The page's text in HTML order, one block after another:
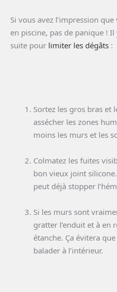
Si vous avez l’impression
en piscine, pas de panique !
suite pour limiter les dégâts :
Sortez les gros bras et
assécher les zones
moins les murs et les
Colmatez les fuites
bon vieux joint
peut déjà stopper
Si les murs sont
gratter l’enduit et à en
étanche. Ça évitera
balader à l’intérieur.